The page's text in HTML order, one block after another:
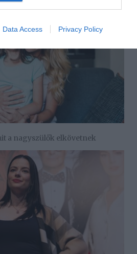
Data Access Privacy Policy
a nagyszülők elkövetnek